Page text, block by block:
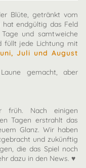
Blüte, getränkt vom
hat endgültig das Feld
und samtweiche
füllt jede Lichtung mit
Juli und August
gemacht, aber
früh. Nach einigen
Tagen erstrahlt das
Glanz. Wir haben
und zukünftig
die das Spiel noch
dazu in den News. ♥